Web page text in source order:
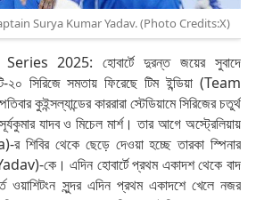
Surya Kumar Yadav. (Photo Credits:X)
2025: হোবার্টে দুরন্ত জয়ের সুবাদে
২০ সিরিজে সমতায় ফিরেছে টিম ইন্ডিয়া (Team
কুইন্সল্যান্ডের কাররারা স্টেডিয়ামে সিরিজের চতুর্থ
যাদব ও মিচেল মার্শ। তার আগে অস্ট্রেলিয়ায়
শিবির থেকে ছেড়ে দেওয়া হচ্ছে তারকা স্পিনার
কে। এদিন হোবার্টে প্রথম একাদশ থেকে বাদ
ওয়াশিটংন সুন্দর এদিন প্রথম একাদশে খেলে নজর